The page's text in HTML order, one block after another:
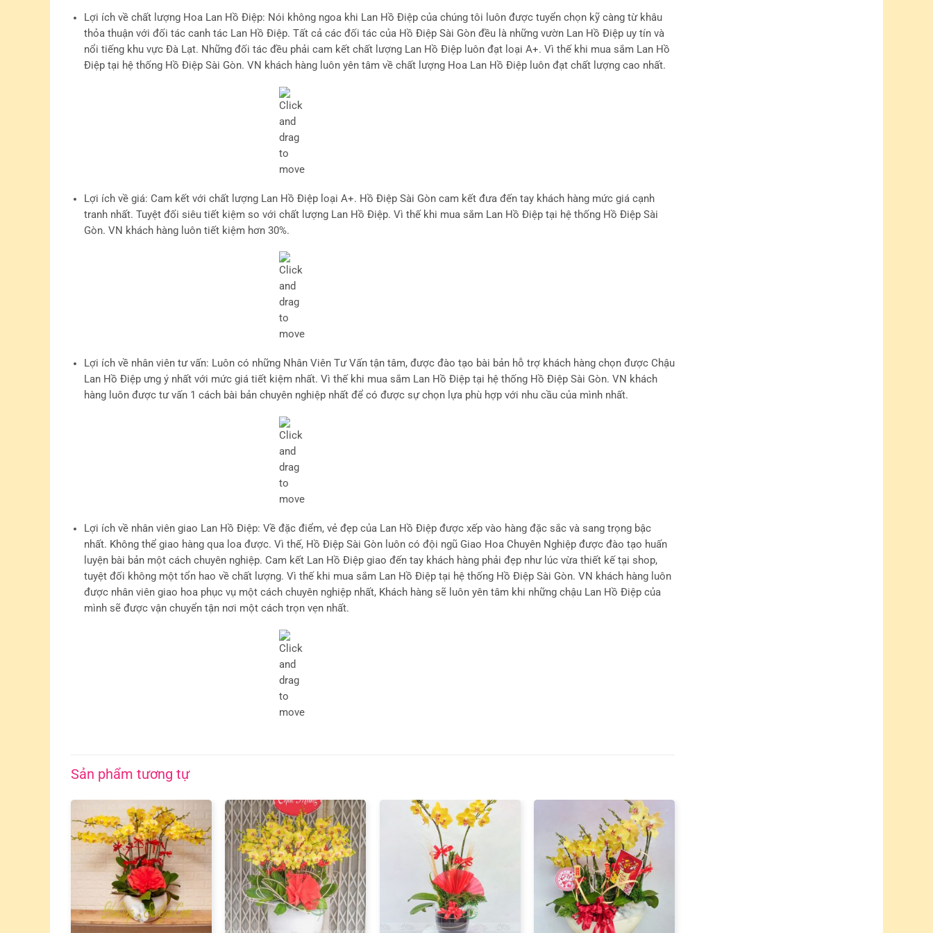
Lợi ích về chất lượng Hoa Lan Hồ Điệp: Nói không ngoa khi Lan Hồ Điệp của chúng tôi luôn được tuyển chọn kỹ càng từ khâu
thỏa thuận với đối tác canh tác Lan Hồ Điệp. Tất cả các đối tác của Hồ Điệp Sài Gòn đều là những vườn Lan Hồ Điệp uy tín và
nổi tiếng khu vực Đà Lạt. Những đối tác đều phải cam kết chất lượng Lan Hồ Điệp luôn đạt loại A+. Vì thế khi mua sắm Lan Hồ
Điệp tại hệ thống Hồ Điệp Sài Gòn. VN khách hàng luôn yên tâm về chất lượng Hoa Lan Hồ Điệp luôn đạt chất lượng cao nhất.
Lợi ích về giá: Cam kết với chất lượng Lan Hồ Điệp loại A+. Hồ Điệp Sài Gòn cam kết đưa đến tay khách hàng mức giá cạnh
tranh nhất. Tuyệt đối siêu tiết kiệm so với chất lượng Lan Hồ Điệp. Vì thế khi mua sắm Lan Hồ Điệp tại hệ thống Hồ Điệp Sài
Gòn. VN khách hàng luôn tiết kiệm hơn 30%.
Lợi ích về nhân viên tư vấn: Luôn có những Nhân Viên Tư Vấn tận tâm, được đào tạo bài bản hỗ trợ khách hàng chọn được Chậu
Lan Hồ Điệp ưng ý nhất với mức giá tiết kiệm nhất. Vì thế khi mua sắm Lan Hồ Điệp tại hệ thống Hồ Điệp Sài Gòn. VN khách
hàng luôn được tư vấn 1 cách bài bản chuyên nghiệp nhất để có được sự chọn lựa phù hợp với nhu cầu của mình nhất.
Lợi ích về nhân viên giao Lan Hồ Điệp: Về đặc điểm, vẻ đẹp của Lan Hồ Điệp được xếp vào hàng đặc sắc và sang trọng bậc
nhất. Không thể giao hàng qua loa được. Vì thế, Hồ Điệp Sài Gòn luôn có đội ngũ Giao Hoa Chuyên Nghiệp được đào tạo huấn
luyện bài bản một cách chuyên nghiệp. Cam kết Lan Hồ Điệp giao đến tay khách hàng phải đẹp như lúc vừa thiết kế tại shop,
tuyệt đối không một tổn hao về chất lượng. Vì thế khi mua sắm Lan Hồ Điệp tại hệ thống Hồ Điệp Sài Gòn. VN khách hàng luôn
được nhân viên giao hoa phục vụ một cách chuyên nghiệp nhất, Khách hàng sẽ luôn yên tâm khi những chậu Lan Hồ Điệp của
mình sẽ được vận chuyển tận nơi một cách trọn vẹn nhất.
Sản phẩm tương tự